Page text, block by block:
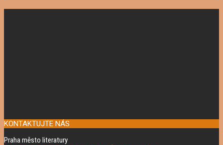
KONTAKTUJTE NÁS
Praha město literatury